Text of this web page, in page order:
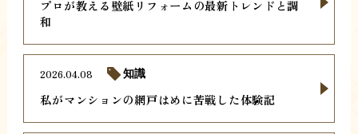
プロが教える壁紙リフォームの最新トレンドと調
和
私がマンションの網戸はめに苦戦した体験記
2026.04.08 知識